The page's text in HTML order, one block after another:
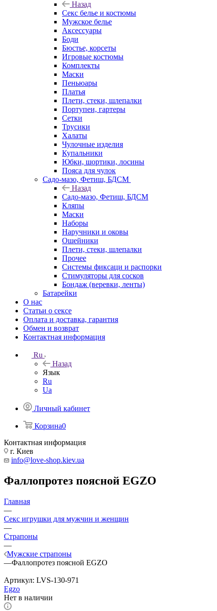
Назад
Секс белье и костюмы
Мужское белье
Аксессуары
Боди
Бюстье, корсеты
Игровые костюмы
Комплекты
Маски
Пеньюары
Платья
Плети, стеки, шлепалки
Портупеи, гартеры
Сетки
Трусики
Халаты
Чулочные изделия
Купальники
Юбки, шортики, лосины
Пояса для чулок
Садо-мазо, Фетиш, БДСМ
Назад
Садо-мазо, Фетиш, БДСМ
Кляпы
Маски
Наборы
Наручники и оковы
Ошейники
Плети, стеки, шлепалки
Прочее
Системы фиксаци и распорки
Стимуляторы для сосков
Бондаж (веревки, ленты)
Батарейки
О нас
Статьи о сексе
Оплата и доставка, гарантия
Обмен и возврат
Контактная информация
Ru
Назад
Язык
Ru
Ua
Личный кабинет
Корзина0
Контактная информация
г. Киев
info@love-shop.kiev.ua
Фаллопротез поясной EGZO
Главная
—
Секс игрушки для мужчин и женщин
—
Страпоны
—
Мужские страпоны
—Фаллопротез поясной EGZO
Артикул: LVS-130-971
Egzo
Нет в наличии